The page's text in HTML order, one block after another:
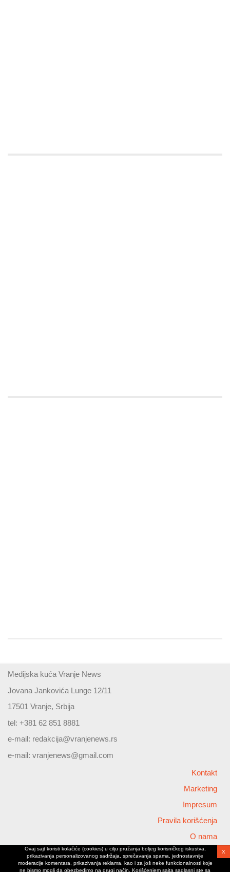
Medijska kuća Vranje News
Jovana Jankovića Lunge 12/11
17501 Vranje, Srbija
tel: +381 62 851 8881
e-mail: redakcija@vranjenews.rs
e-mail: vranjenews@gmail.com
Kontakt
Marketing
Impresum
Pravila korišćenja
O nama
Copyright © 2026 Vranjenews
All rights reserved
Ovaj sajt koristi kolačiće (cookies) u cilju pružanja boljeg korisničkog iskustva,
prikazivanja personalizovanog sadržaja, sprečavanja spama, jednostavnije
moderacije komentara, prikazivanja reklama, kao i za još neke funkcionalnosti koje
ne bismo mogli da obezbedimo na drugi način. Korišćenjem sajta saglasni ste sa
X